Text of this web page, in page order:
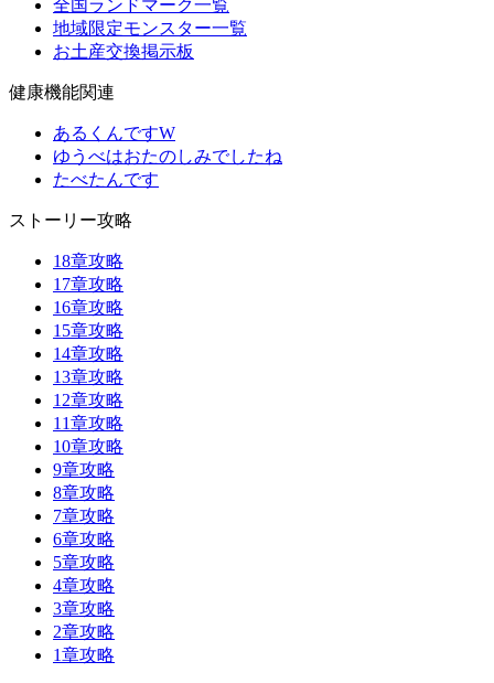
全国ランドマーク一覧
地域限定モンスター一覧
お土産交換掲示板
健康機能関連
あるくんですW
ゆうべはおたのしみでしたね
たべたんです
ストーリー攻略
18章攻略
17章攻略
16章攻略
15章攻略
14章攻略
13章攻略
12章攻略
11章攻略
10章攻略
9章攻略
8章攻略
7章攻略
6章攻略
5章攻略
4章攻略
3章攻略
2章攻略
1章攻略